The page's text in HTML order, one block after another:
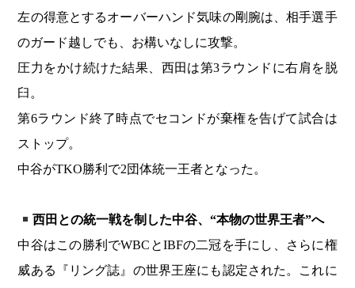
左の得意とするオーバーハンド気味の剛腕は、相手選手
のガード越しでも、お構いなしに攻撃。
圧力をかけ続けた結果、西田は第3ラウンドに右肩を脱
臼。
第6ラウンド終了時点でセコンドが棄権を告げて試合は
ストップ。
中谷がTKO勝利で2団体統一王者となった。
西田との統一戦を制した中谷、“本物の世界王者”へ
中谷はこの勝利でWBCとIBFの二冠を手にし、さらに権
威ある『リング誌』の世界王座にも認定された。これに